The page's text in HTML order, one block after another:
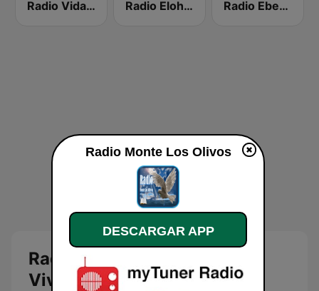
Radio Vida 90.5 FM El Salvador Radio Elohim Radio Eben-Ezer
Radio Monte Los Olivos en
Vivo: Emisora Cristiana
Radio Monte Los Olivos
DESCARGAR APP